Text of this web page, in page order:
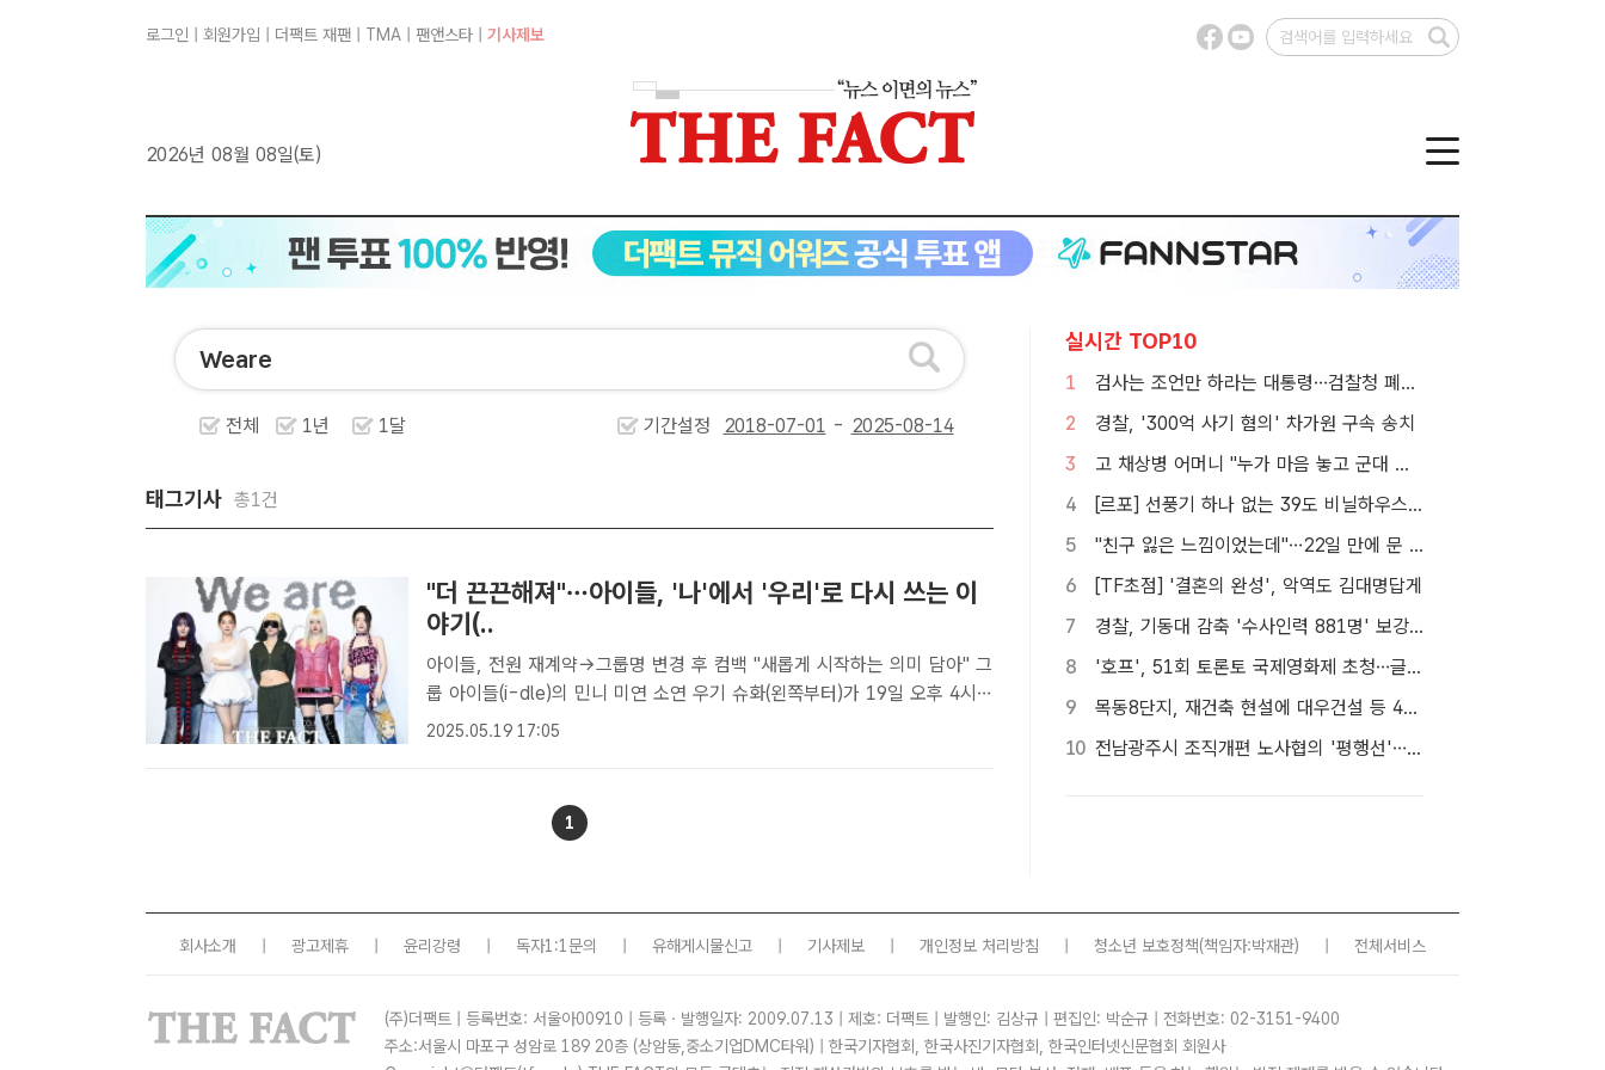
로그인 회원가입 더팩트 재팬 TMA 팬앤스타 기사제보
2026년 08월 08일(토)
전체 1년 1달 기간설정 -
태그기사 총1건
"더 끈끈해져"…아이들, '나'에서 '우리'로 다시 쓰는 이
야기(..
아이들, 전원 재계약→그룹명 변경 후 컴백 "새롭게 시작하는 의미 담아" 그
룹 아이들(i-dle)의 민니 미연 소연 우기 슈화(왼쪽부터)가 19일 오후 4시
서울 강남구 조선팰리스 강남에서 미니 8집 앨범 'We are(위 아)' 발매 기
2025.05.19 17:05
1
실시간 TOP10
1
검사는 조언만 하라는 대통령…검찰청 폐지 앞둔 합수본 '딜레마'
2
경찰, '300억 사기 혐의' 차가원 구속 송치
3
고 채상병 어머니 "누가 마음 놓고 군대 보내겠나"…임성근 징역 3년에 분통
4
[르포] 선풍기 하나 없는 39도 비닐하우스…'폭염 악몽' 꾸는 이주노동자
5
"친구 잃은 느낌이었는데"…22일 만에 문 연 홈플러스 가보니[TF현장]
6
[TF초점] '결혼의 완성', 악역도 김대명답게
7
경찰, 기동대 감축 '수사인력 881명' 보강…9월 초까지 상피제 시행
8
'호프', 51회 토론토 국제영화제 초청…글로벌 행보 계속
9
목동8단지, 재건축 현설에 대우건설 등 4곳…경쟁 입찰 성사될까
10
전남광주시 조직개편 노사협의 '평행선'…핵심부서 배치 결론 못 내
회사소개 광고제휴 윤리강령 독자1:1문의 유해게시물신고 기사제보 개인정보 처리방침 청소년 보호정책(책임자:박재관) 전체서비스
(주)더팩트 | 등록번호: 서울아00910 | 등록ㆍ발행일자: 2009.07.13 | 제호: 더팩트 | 발행인: 김상규 | 편집인: 박순규 | 전화번호: 02-3151-9400
주소:서울시 마포구 성암로 189 20층 (상암동,중소기업DMC타워) | 한국기자협회, 한국사진기자협회, 한국인터넷신문협회 회원사